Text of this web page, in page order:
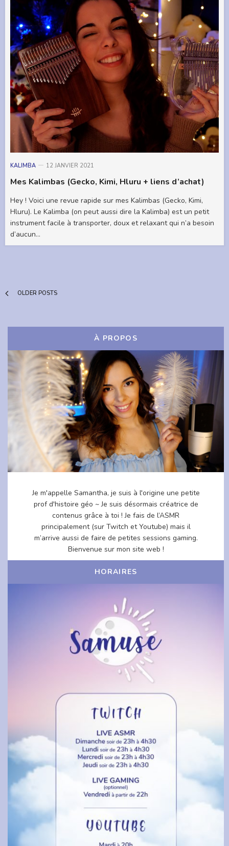
KALIMBA 12 JANVIER 2021
Mes Kalimbas (Gecko, Kimi, Hluru + liens d’achat)
Hey ! Voici une revue rapide sur mes Kalimbas (Gecko, Kimi,
Hluru). Le Kalimba (on peut aussi dire la Kalimba) est un petit
instrument facile à transporter, doux et relaxant qui n’a besoin
d’aucun…
OLDER POSTS
À PROPOS
Je m'appelle Samantha, je suis à l'origine une petite
prof d'histoire géo ~ Je suis désormais créatrice de
contenus grâce à toi ! Je fais de l’ASMR
principalement (sur Twitch et Youtube) mais il
m’arrive aussi de faire de petites sessions gaming.
Bienvenue sur mon site web !
HORAIRES